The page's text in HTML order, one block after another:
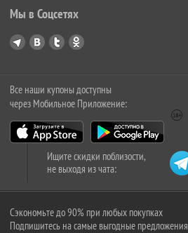
Мы в Соцсетях
Все наши купоны доступны
через Мобильное Приложение:
Ищите скидки поблизости,
не выходя из чата:
Сэкономьте до 90% при любых покупках
Подпишитесь на самые выгодные предложения